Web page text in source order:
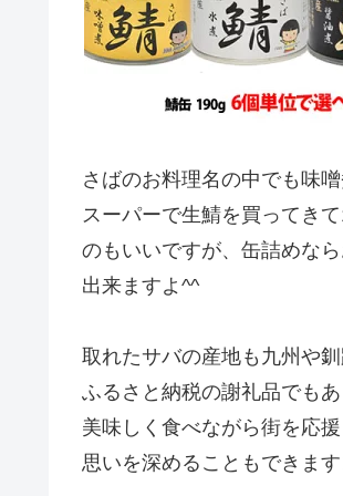
さばのお料理名の中でも味
スーパーで生鯖を買ってき
のもいいですが、缶詰めな
出来ますよ^^
取れたサバの産地も九州や
ふるさと納税の謝礼品でもあ
美味しく食べながら街を応援
思いを深めることもできま